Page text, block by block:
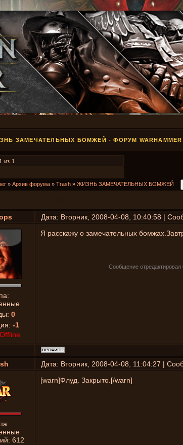
ЗАМЕЧАТЕЛЬНЫХ БОМЖЕЙ - ФОРУМ
1 из 1
» Архив форума » Trash » ЖИЗНЬ ЗАМЕЧАТЕЛЬНЫХ БОМЖЕЙ
Дата: Вторник, 2008-04-08, 10:40:58 |
0
-1
Offline
Я расскажу о замечательных
Сообщение отредактировал
Дата: Вторник, 2008-04-08, 11:04:27 |
612
[warn]Флуд. Закрыто.[/warn]